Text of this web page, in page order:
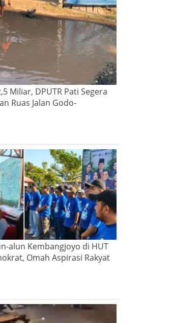
Miliar, DPUTR Pati Segera
Ruas Jalan Godo-
alun Kembangjoyo di HUT
Omah Aspirasi Rakyat